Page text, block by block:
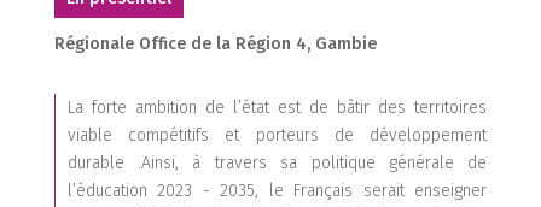
Régionale Office de la Région 4, Gambie
La forte ambition de l’état est de bâtir des territoires
viable compétitifs et porteurs de développement
durable .Ainsi, à travers sa politique générale de
l’éducation 2023 - 2035, le Français serait enseigner